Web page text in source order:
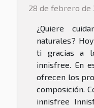
28 de febrero de
¿Quiere
naturales?
ti gracias a
innisfree. En
ofrecen los
composición.
innisfree